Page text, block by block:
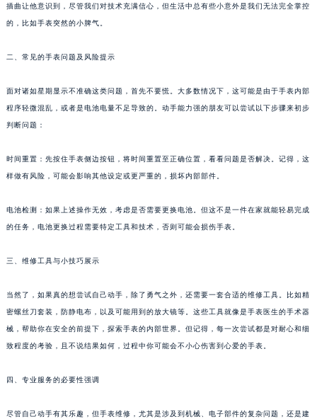
南通市崇川区工农路57号圆融广场写字楼16层1603室（需提前预约）
合肥市蜀山区潜山路111号万象城华润大厦B座12楼03室（需提前预约）
泉州市丰泽区宝洲路729号浦西万达中心写字楼A座7楼709室（需提前预约）
昆明市盘龙区北京路928号同德昆明广场写字楼10层06室（需提前预约）
台州市椒江区东海大道1800号腾达中心东1幢20楼2002室（需提前预约）
内蒙古自治区呼和浩特市玉泉区大学西街70号华润万象城写字楼（鄂尔多斯大厦）23层2326室（需提前预约）
插曲让他意识到，尽管我们对技术充满信心，但生活中总有些小意外是我们无法完全掌控
的，比如手表突然的小脾气。
二、常见的手表问题及风险提示
面对诸如星期显示不准确这类问题，首先不要慌。大多数情况下，这可能是由于手表内部
程序轻微混乱，或者是电池电量不足导致的。动手能力强的朋友可以尝试以下步骤来初步
判断问题：
时间重置：先按住手表侧边按钮，将时间重置至正确位置，看看问题是否解决。记得，这
样做有风险，可能会影响其他设定或更严重的，损坏内部部件。
电池检测：如果上述操作无效，考虑是否需要更换电池。但这不是一件在家就能轻易完成
的任务，电池更换过程需要特定工具和技术，否则可能会损伤手表。
三、维修工具与小技巧展示
当然了，如果真的想尝试自己动手，除了勇气之外，还需要一套合适的维修工具。比如精
密螺丝刀套装，防静电布，以及可能用到的放大镜等。这些工具就像是手表医生的手术器
械，帮助你在安全的前提下，探索手表的内部世界。但记得，每一次尝试都是对耐心和细
致程度的考验，且不说结果如何，过程中你可能会不小心伤害到心爱的手表。
四、专业服务的必要性强调
尽管自己动手有其乐趣，但手表维修，尤其是涉及到机械、电子部件的复杂问题，还是建